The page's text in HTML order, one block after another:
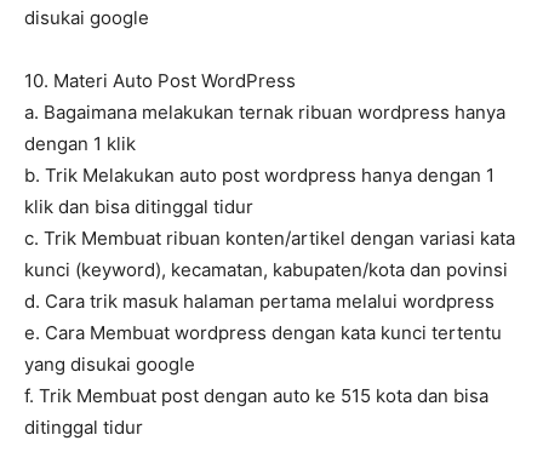
disukai google
10. Materi Auto Post WordPress
a. Bagaimana melakukan ternak ribuan wordpress hanya
dengan 1 klik
b. Trik Melakukan auto post wordpress hanya dengan 1
klik dan bisa ditinggal tidur
c. Trik Membuat ribuan konten/artikel dengan variasi kata
kunci (keyword), kecamatan, kabupaten/kota dan povinsi
d. Cara trik masuk halaman pertama melalui wordpress
e. Cara Membuat wordpress dengan kata kunci tertentu
yang disukai google
f. Trik Membuat post dengan auto ke 515 kota dan bisa
ditinggal tidur